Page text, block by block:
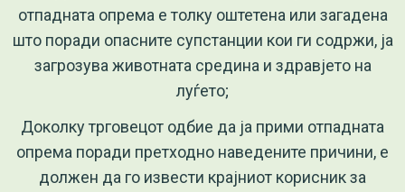
отпадната опрема е толку оштетена или загадена
што поради опасните супстанции кои ги содржи, ја
загрозува животната средина и здравјето на
луѓето;
Доколку трговецот одбие да ја прими отпадната
опрема поради претходно наведените причини, е
должен да го извести крајниот корисник за